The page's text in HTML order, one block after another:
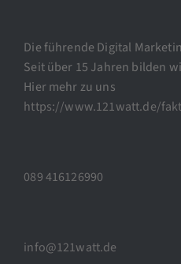
Die führende Digital
Seit über 15 Jahren bilden
Hier mehr zu uns
https://www.121watt.de/
089 416126990
info@121watt.de